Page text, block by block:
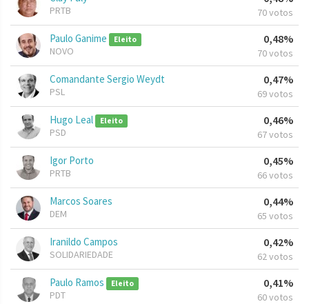
PRTB 70 votos
Paulo Ganime Eleito
NOVO
0,48%
70 votos
Comandante Sergio Weydt
PSL
0,47%
69 votos
Hugo Leal Eleito
PSD
0,46%
67 votos
Igor Porto
PRTB
0,45%
66 votos
Marcos Soares
DEM
0,44%
65 votos
Iranildo Campos
SOLIDARIEDADE
0,42%
62 votos
Paulo Ramos Eleito
PDT
0,41%
60 votos